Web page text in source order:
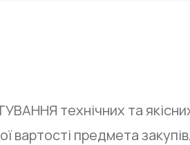
технічних та
вартості предмета